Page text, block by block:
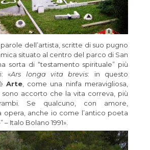
dell’artista, scritte di suo pugno
situato al centro del parco di San
sorta di “testamento spirituale” più
«Ars longa vita brevis: in questo
Arte, come una ninfa meravigliosa,
accorto che la vita correva, più
Se qualcuno, con amore,
opera, anche io come l’antico poeta
Italo Bolano 1991».